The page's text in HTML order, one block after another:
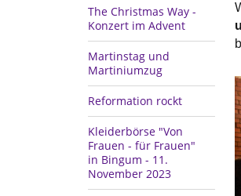
The Christmas Way -
Konzert im Advent
Martinstag und
Martiniumzug
Reformation rockt
Kleiderbörse "Von
Frauen - für Frauen"
in Bingum - 11.
November 2023